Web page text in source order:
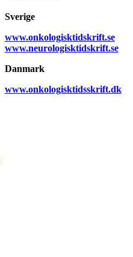
Sverige
www.onkologisktidskrift.se
www.neurologisktidskrift.se
Danmark
www.onkologisktidsskrift.dk